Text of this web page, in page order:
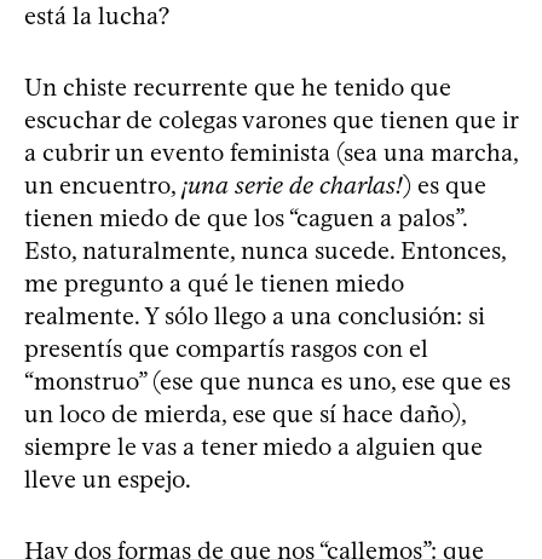
está la lucha?
Un chiste recurrente que he tenido que
escuchar de colegas varones que tienen que ir
a cubrir un evento feminista (sea una marcha,
un encuentro, ¡una serie de charlas!) es que
tienen miedo de que los “caguen a palos”.
Esto, naturalmente, nunca sucede. Entonces,
me pregunto a qué le tienen miedo
realmente. Y sólo llego a una conclusión: si
presentís que compartís rasgos con el
“monstruo” (ese que nunca es uno, ese que es
un loco de mierda, ese que sí hace daño),
siempre le vas a tener miedo a alguien que
lleve un espejo.
Hay dos formas de que nos “callemos”: que